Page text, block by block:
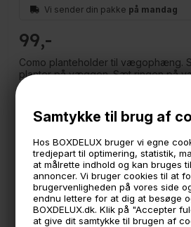
Samtykke til brug af
Hos BOXDELUX bruger vi egne
tredjepart til optimering, statistik,
at målrette indhold og kan bruges
annoncer. Vi bruger cookies til at
brugervenligheden på vores side
endnu lettere for at dig at besøge
BOXDELUX.dk. Klik på "Accepter
at give dit samtykke til brugen af
Vi sender din pakke på mandag
99
Como planteholder til vægophæng.
planter på væggen. Sæt ringen på
urtepotte i. Planteholderen er super
man ikke lige har en reol, skænk
kan stå på.
I vores sortiment kan du finde
størrelse large som passer til denne
Måler:
Indvendig diameter: 14,8 cm
OBS: Skruer til ophæng medfølger